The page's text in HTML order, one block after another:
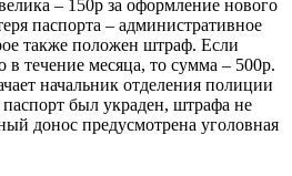
– 150р за оформление нового
паспорта – административное
также положен штраф. Если
в течение месяца, то сумма – 500р.
начальник отделения полиции
был украден, штрафа не
донос предусмотрена уголовная